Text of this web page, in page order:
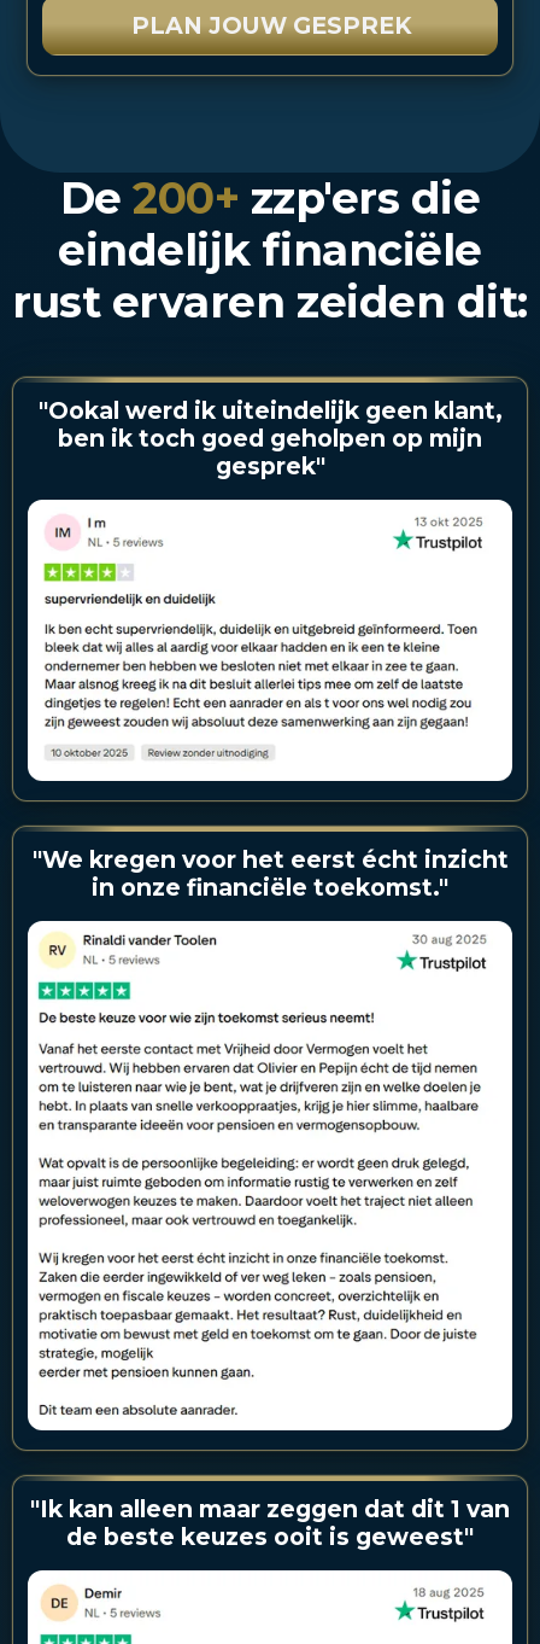
PLAN JOUW GESPREK
De200+ zzp'ers die
eindelijk financiële
rust ervaren zeiden dit:
"Ookal werd ik uiteindelijk geen klant,
ben ik toch goed geholpen op mijn
gesprek"
"We kregen voor het eerst écht inzicht
in onze financiële toekomst."
"Ik kan alleen maar zeggen dat dit 1 van
de beste keuzes ooit is geweest"